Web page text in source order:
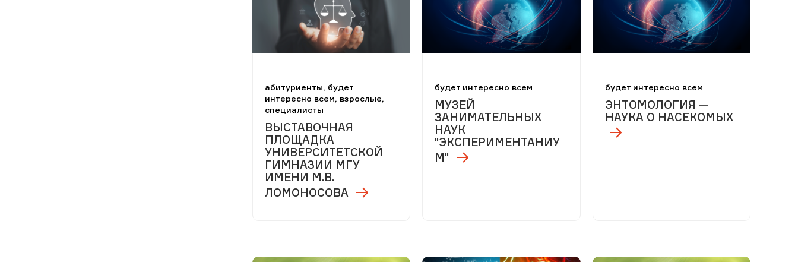
абитуриенты, будет
интересно всем, взрослые,
специалисты
ВЫСТАВОЧНАЯ
ПЛОЩАДКА
УНИВЕРСИТЕТСКОЙ
ГИМНАЗИИ МГУ
ИМЕНИ М.В.
ЛОМОНОСОВА
будет интересно всем
МУЗЕЙ
ЗАНИМАТЕЛЬНЫХ
НАУК
"ЭКСПЕРИМЕНТАНИУ
М"
будет интересно всем
ЭНТОМОЛОГИЯ —
НАУКА О НАСЕКОМЫХ